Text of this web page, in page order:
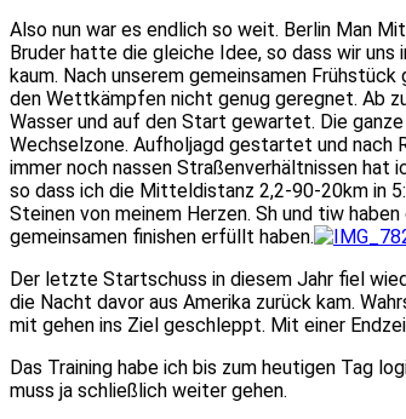
Also nun war es endlich so weit. Berlin Man
Bruder hatte die gleiche Idee, so dass wir
kaum. Nach unserem gemeinsamen
den Wettkämpfen nicht genug geregnet. Ab
Wasser und auf den Start gewartet. Die
Wechselzone. Aufholjagd gestartet und nach
immer noch nassen Straßenverhältnissen hat
so dass ich die Mitteldistanz 2,2-90-20km in
Steinen von meinem Herzen. Sh und tiw
gemeinsamen finishen erfüllt haben.
Der letzte Startschuss in diesem Jahr fiel
die Nacht davor aus Amerika zurück kam.
mit gehen ins Ziel geschleppt. Mit einer
Das Training habe ich bis zum heutigen Tag
muss ja schließlich weiter gehen.